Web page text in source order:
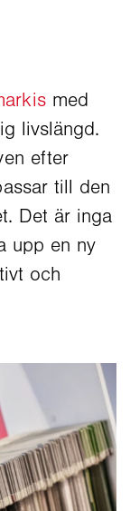
med
livslängd.
efter
till den
Det är inga
upp en ny
och